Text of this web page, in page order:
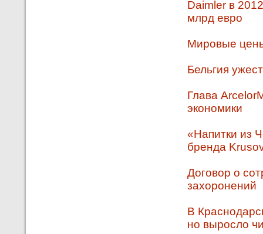
Daimler в
млрд евро
Мировые
Бельгия
Глава
экономики
«Напитки из
бренда
Договор о
захоронений
В
но выросло